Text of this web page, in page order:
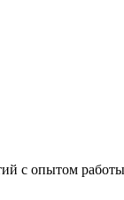
с опытом